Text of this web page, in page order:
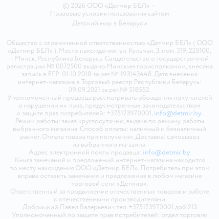
© 2026 ООО «Детмир БЕЛ» •
Правовые условия пользования сайтом
Детский мир в Беларуси
Общество с ограниченной ответственностью «Детмир БЕЛ» ( ООО
«Детмир БЕЛ» ). Место нахождения: ул. Кульман, 3, пом. 319, 220100,
г. Минск, Республика Беларусь. Свидетельство о государственной
регистрации № 0072500 выдано Минским горисполкомом, внесена
запись в ЕГР 01.10.2018 за рег.№ 193143448. Дата внесения
интернет-магазина в Торговый реестр Республики Беларусь:
09.09.2021 за рег.№ 518552.
Уполномоченный продавца рассматривать обращения покупателей
о нарушении их прав, предусмотренных законодательством
о защите прав потребителей: +375173970001, info@detmir.by.
Режим работы: заказ круглосуточно, выдача по режиму работы
выбранного магазина. Способ оплаты: наличный и безналичный
расчёт. Оплата товара при получении. Доставка: самовывоз
из выбранного магазина.
Адрес электронной почты продавца: info@detmir.by
Книга замечаний и предложений интернет-магазина находится
по месту нахождения ООО «Детмир БЕЛ». Потребитель при этом
вправе оставить замечания и предложения в любом магазине
торговой сети «Детмир».
Ответственный за продвижение отечественных товаров и работе
с отечественными производителями
Добрицкий Павел Валерьевич тел. +375173970001 доб.213
Уполномоченный по защите прав потребителей: отдел торговли